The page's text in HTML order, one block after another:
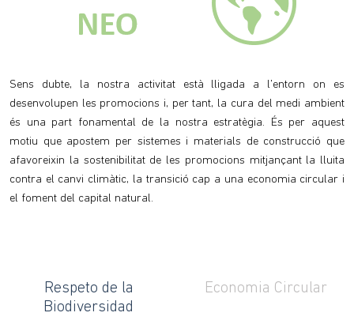
Sens dubte, la nostra activitat està lligada a l'entorn on es
desenvolupen les promocions i, per tant, la cura del medi ambient
és una part fonamental de la nostra estratègia. És per aquest
motiu que apostem per sistemes i materials de construcció que
afavoreixin la sostenibilitat de les promocions mitjançant la lluita
contra el canvi climàtic, la transició cap a una economia circular i
el foment del capital natural.
Respeto de la
Biodiversidad
Economia Circular